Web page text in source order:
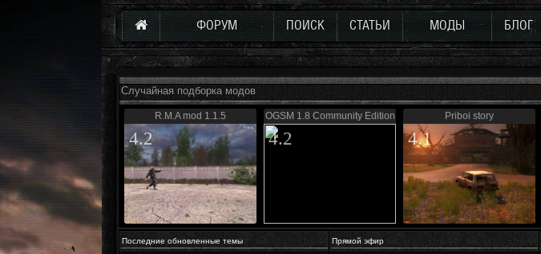
ФОРУМ ПОИСК СТАТЬИ МОДЫ БЛОГ
Случайная подборка модов
R.M.A mod 1.1.5
4.2
OGSM 1.8 Community Edition
4.2
Priboi story
4.1
Последние обновленные темы Прямой эфир